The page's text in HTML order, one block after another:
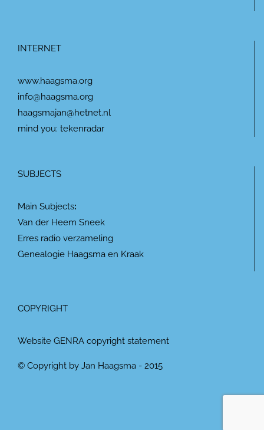
INTERNET
www.haagsma.org
info@haagsma.org
haagsmajan@hetnet.nl
mind you: tekenradar
SUBJECTS
Main Subjects:
Van der Heem Sneek
Erres radio verzameling
Genealogie Haagsma en Kraak
COPYRIGHT
Website GENRA copyright statement
© Copyright by Jan Haagsma - 2015